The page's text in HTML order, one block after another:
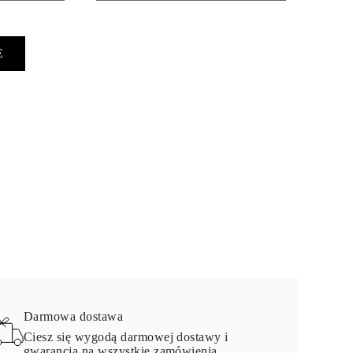
Darmowa dostawa
Ciesz się wygodą darmowej dostawy i